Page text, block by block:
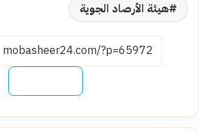
هيئة الأرصاد الجوية